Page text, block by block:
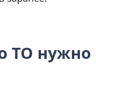
ТО нужно